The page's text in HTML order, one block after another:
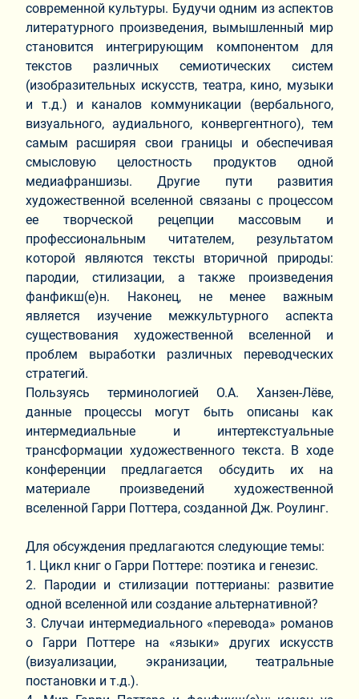
современной культуры. Будучи одним из аспектов
литературного произведения, вымышленный мир
становится интегрирующим компонентом для
текстов различных семиотических систем
(изобразительных искусств, театра, кино, музыки
и т.д.) и каналов коммуникации (вербального,
визуального, аудиального, конвергентного), тем
самым расширяя свои границы и обеспечивая
смысловую целостность продуктов одной
медиафраншизы. Другие пути развития
художественной вселенной связаны с процессом
ее творческой рецепции массовым и
профессиональным читателем, результатом
которой являются тексты вторичной природы:
пародии, стилизации, а также произведения
фанфикш(е)н. Наконец, не менее важным
является изучение межкультурного аспекта
существования художественной вселенной и
проблем выработки различных переводческих
стратегий.
Пользуясь терминологией О.А. Ханзен-Лёве,
данные процессы могут быть описаны как
интермедиальные и интертекстуальные
трансформации художественного текста. В ходе
конференции предлагается обсудить их на
материале произведений художественной
вселенной Гарри Поттера, созданной Дж. Роулинг.
Для обсуждения предлагаются следующие темы:
1. Цикл книг о Гарри Поттере: поэтика и генезис.
2. Пародии и стилизации поттерианы: развитие
одной вселенной или создание альтернативной?
3. Случаи интермедиального «перевода» романов
о Гарри Поттере на «языки» других искусств
(визуализации, экранизации, театральные
постановки и т.д.).